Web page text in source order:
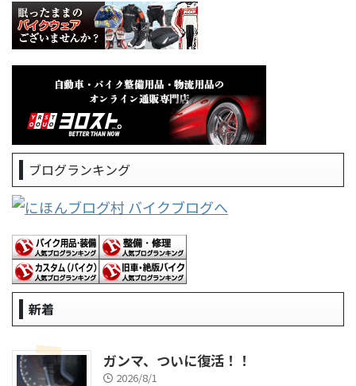
ブログランキング
新着
ガンマ、ついに復活！！
2026/8/1